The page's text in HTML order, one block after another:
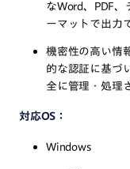
なWord、PDF、
ーマットで出力
機密性の高い情
的な認証に基づ
全に管理・処理
対応OS：
Windows